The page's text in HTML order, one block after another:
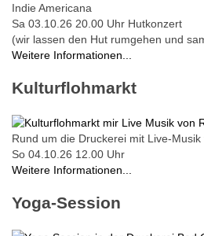
Indie Americana
Sa 03.10.26 20.00 Uhr Hutkonzert
(wir lassen den Hut rumgehen und
Weitere Informationen...
Kulturflohmarkt
Rund um die Druckerei mit Live-Musik
So 04.10.26 12.00 Uhr
Weitere Informationen...
Yoga-Session